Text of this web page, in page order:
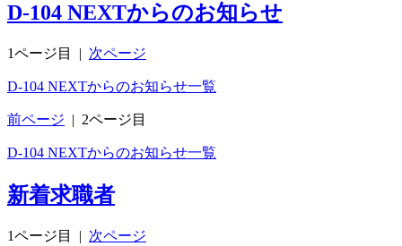
D-104 NEXTからのお知らせ
1ページ目 | 次ページ
D-104 NEXTからのお知らせ一覧
前ページ | 2ページ目
D-104 NEXTからのお知らせ一覧
新着求職者
1ページ目 | 次ページ